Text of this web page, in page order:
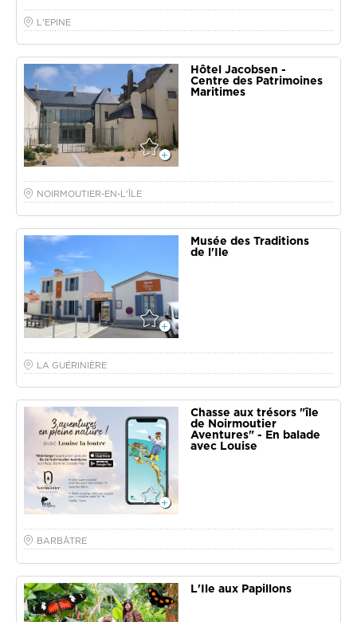
L'EPINE
Hôtel Jacobsen -
Centre des Patrimoines
Maritimes
NOIRMOUTIER-EN-L'ÎLE
Musée des Traditions
de l'Ile
LA GUÉRINIÈRE
Chasse aux trésors "île
de Noirmoutier
Aventures" - En balade
avec Louise
BARBÂTRE
L'Ile aux Papillons